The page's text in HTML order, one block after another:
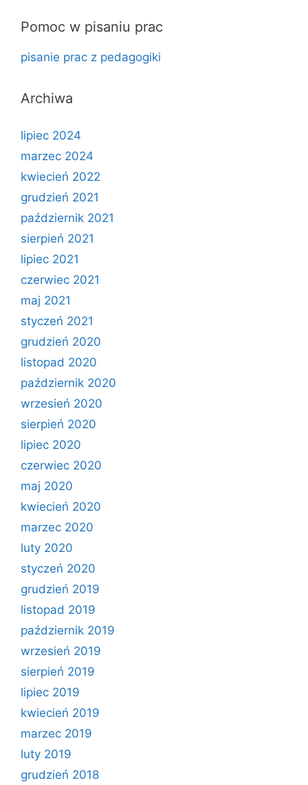
Pomoc w pisaniu prac
pisanie prac z pedagogiki
Archiwa
lipiec 2024
marzec 2024
kwiecień 2022
grudzień 2021
październik 2021
sierpień 2021
lipiec 2021
czerwiec 2021
maj 2021
styczeń 2021
grudzień 2020
listopad 2020
październik 2020
wrzesień 2020
sierpień 2020
lipiec 2020
czerwiec 2020
maj 2020
kwiecień 2020
marzec 2020
luty 2020
styczeń 2020
grudzień 2019
listopad 2019
październik 2019
wrzesień 2019
sierpień 2019
lipiec 2019
kwiecień 2019
marzec 2019
luty 2019
grudzień 2018